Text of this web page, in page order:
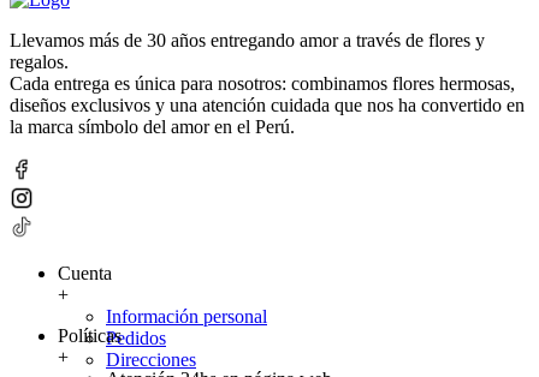
Llevamos más de 30 años entregando amor a través de flores y
regalos.
Cada entrega es única para nosotros: combinamos flores hermosas,
diseños exclusivos y una atención cuidada que nos ha convertido en
la marca símbolo del amor en el Perú.
Cuenta
+
Información personal
Pedidos
Direcciones
Políticas
+